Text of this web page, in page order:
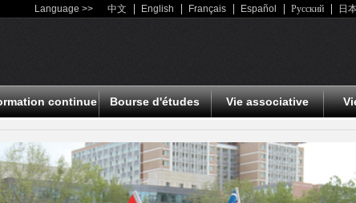
Language >> 中文 English Français Español Русский 日
continue Bourse d'études Vie associative